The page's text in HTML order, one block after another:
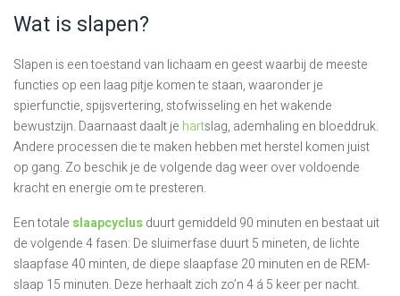
Wat is slapen?
Slapen is een toestand van lichaam en geest waarbij de meeste
functies op een laag pitje komen te staan, waaronder je
spierfunctie, spijsvertering, stofwisseling en het wakende
bewustzijn. Daarnaast daalt je hartslag, ademhaling en bloeddruk.
Andere processen die te maken hebben met herstel komen juist
op gang. Zo beschik je de volgende dag weer over voldoende
kracht en energie om te presteren.
Een totale slaapcyclusduurt gemiddeld 90 minuten en bestaat uit
de volgende 4 fasen: De sluimerfase duurt 5 mineten, de lichte
slaapfase 40 minten, de diepe slaapfase 20 minuten en de REM-
slaap 15 minuten. Deze herhaalt zich zo’n 4 á 5 keer per nacht.